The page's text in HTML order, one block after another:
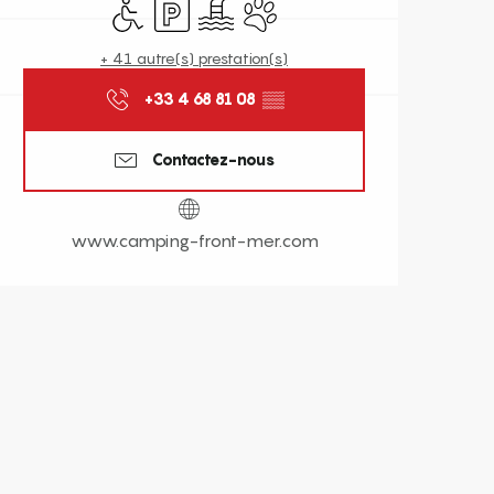
Accès handicapés
Parking PiscineAnimaux acceptés
+ 41 autre(s) prestation(s)
+33 4 68 81 08 ▒▒
Contactez-nous
www.camping-front-mer.com